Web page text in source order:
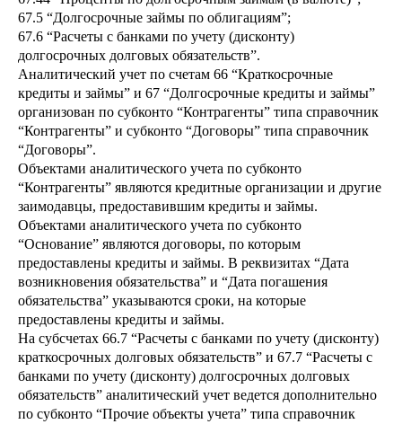
67.5 “Долгосрочные займы по облигациям”;
67.6 “Расчеты с банками по учету (дисконту)
долгосрочных долговых обязательств”.
Аналитический учет по счетам 66 “Краткосрочные
кредиты и займы” и 67 “Долгосрочные кредиты и займы”
организован по субконто “Контрагенты” типа справочник
“Контрагенты” и субконто “Договоры” типа справочник
“Договоры”.
Объектами аналитического учета по субконто
“Контрагенты” являются кредитные организации и другие
заимодавцы, предоставившим кредиты и займы.
Объектами аналитического учета по субконто
“Основание” являются договоры, по которым
предоставлены кредиты и займы. В реквизитах “Дата
возникновения обязательства” и “Дата погашения
обязательства” указываются сроки, на которые
предоставлены кредиты и займы.
На субсчетах 66.7 “Расчеты с банками по учету (дисконту)
краткосрочных долговых обязательств” и 67.7 “Расчеты с
банками по учету (дисконту) долгосрочных долговых
обязательств” аналитический учет ведется дополнительно
по субконто “Прочие объекты учета” типа справочник